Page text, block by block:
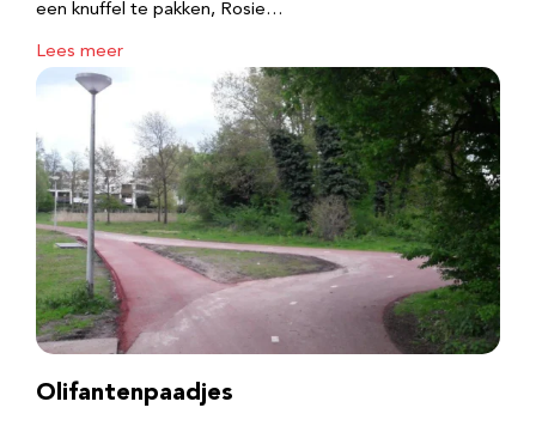
een knuffel te pakken, Rosie…
Lees meer
Olifantenpaadjes